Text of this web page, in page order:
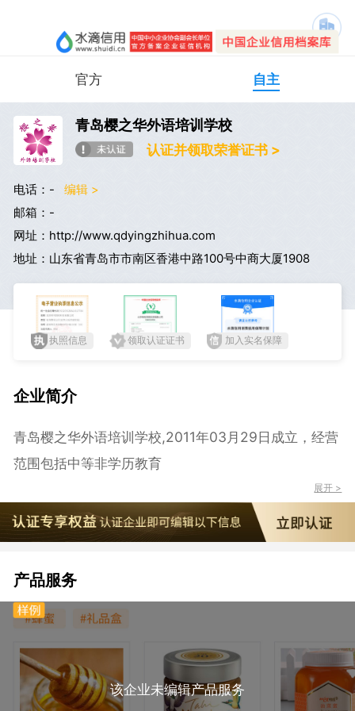
官方 自主
青岛樱之华外语培训学校
认证并领取荣誉证书 >
电话：-
编辑 >
邮箱：-
网址：http://www.qdyingzhihua.com
地址：山东省青岛市市南区香港中路100号中商大厦1908
执照信息 领取认证证书 加入实名保障
企业简介
青岛樱之华外语培训学校,2011年03月29日成立，经营
范围包括中等非学历教育
展开 >
产品服务
该企业未编辑产品服务